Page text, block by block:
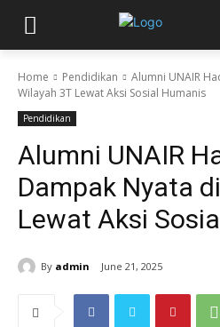
Home Pendidikan
Alumni UNAIR
Wilayah 3T Lewat Aksi Sosial Humanis
Pendidikan
Alumni UNAIR
Dampak Nyata
Lewat Aksi
By admin June 21, 2025